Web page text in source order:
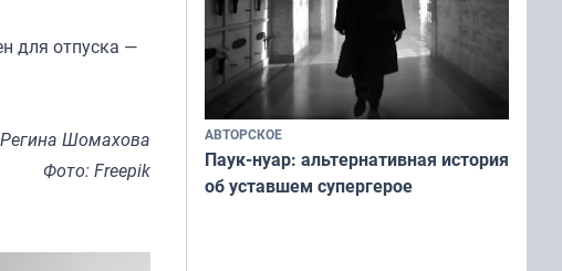
для отпуска —
Регина Шомахова
Фото: Freepik
АВТОРСКОЕ
Паук-нуар: альтернативная история
об уставшем супергерое